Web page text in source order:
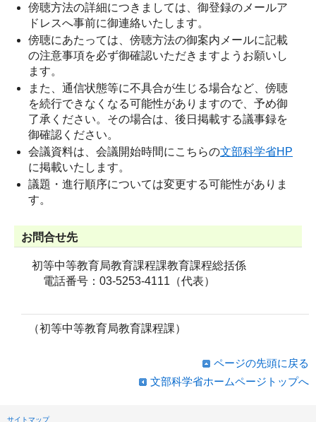
傍聴方法の詳細につきましては、御登録のメールア
ドレスへ事前に御連絡いたします。
傍聴にあたっては、傍聴方法の御案内メールに記載
の注意事項を必ず御確認いただきますようお願いし
ます。
また、通信状態等に不具合が生じる場合など、傍聴
を続行できなくなる可能性がありますので、予め御
了承ください。その場合は、後日掲載する議事録を
御確認ください。
会議資料は、会議開始時間にこちらの文部科学省HP
に掲載いたします。
議題・進行順序については変更する可能性がありま
す。
お問合せ先
初等中等教育局教育課程課教育課程総括係
電話番号：03-5253-4111（代表）
（初等中等教育局教育課程課）
ページの先頭に戻る
文部科学省ホームページトップへ
サイトマップ